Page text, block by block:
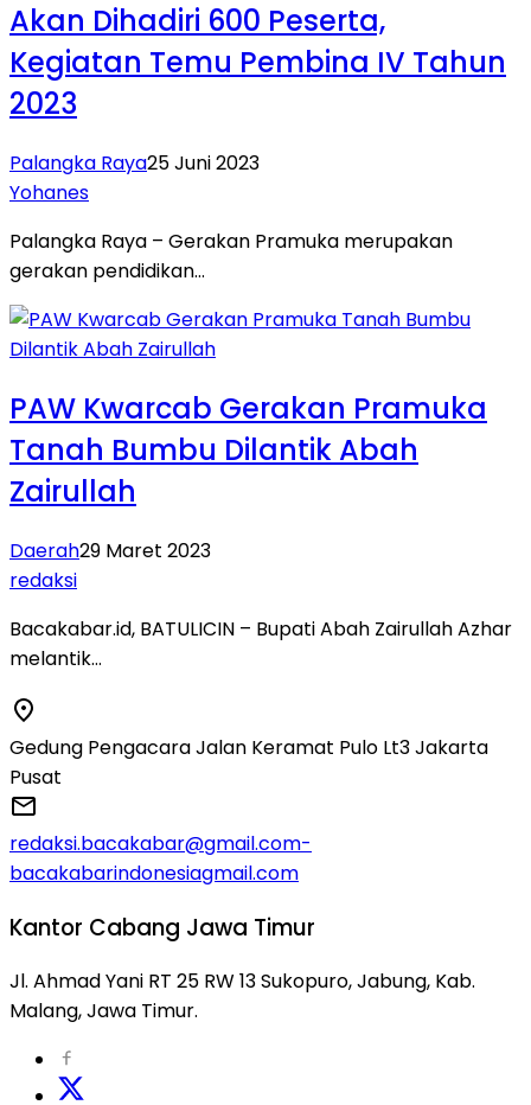
Akan Dihadiri 600 Peserta,
Kegiatan Temu Pembina IV Tahun
2023
Palangka Raya25 Juni 2023
Yohanes
Palangka Raya – Gerakan Pramuka merupakan
gerakan pendidikan…
PAW Kwarcab Gerakan Pramuka
Tanah Bumbu Dilantik Abah
Zairullah
Daerah29 Maret 2023
redaksi
Bacakabar.id, BATULICIN – Bupati Abah Zairullah Azhar
melantik…
Gedung Pengacara Jalan Keramat Pulo Lt3 Jakarta
Pusat
redaksi.bacakabar@gmail.com-
bacakabarindonesiagmail.com
Kantor Cabang Jawa Timur
Jl. Ahmad Yani RT 25 RW 13 Sukopuro, Jabung, Kab.
Malang, Jawa Timur.